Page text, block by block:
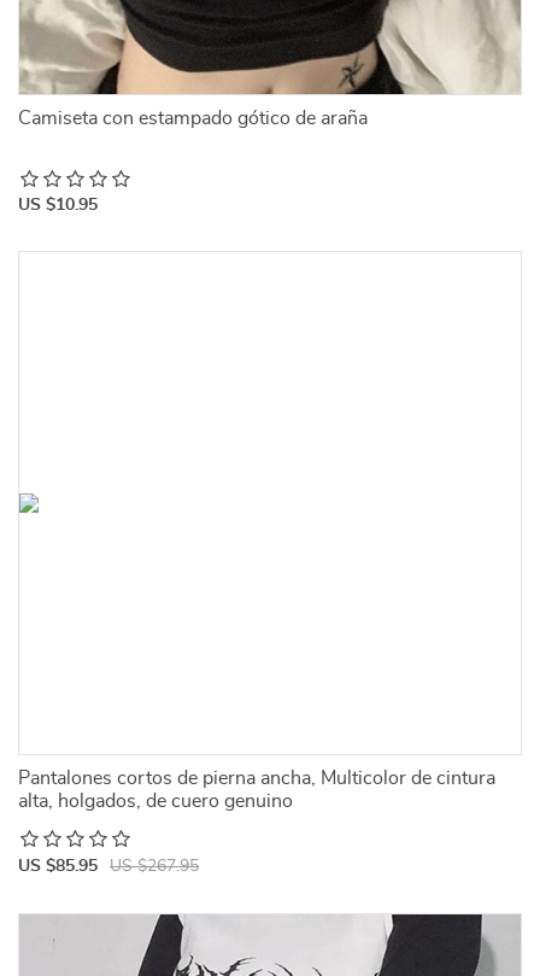
Camiseta con estampado gótico de araña
US $10.95
Pantalones cortos de pierna ancha, Multicolor de cintura
alta, holgados, de cuero genuino
US $85.95 US $267.95